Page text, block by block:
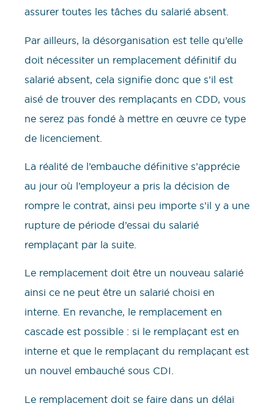
assurer toutes les tâches du salarié absent.
Par ailleurs, la désorganisation est telle qu’elle
doit nécessiter un remplacement définitif du
salarié absent, cela signifie donc que s’il est
aisé de trouver des remplaçants en CDD, vous
ne serez pas fondé à mettre en œuvre ce type
de licenciement.
La réalité de l’embauche définitive s’apprécie
au jour où l’employeur a pris la décision de
rompre le contrat, ainsi peu importe s’il y a une
rupture de période d’essai du salarié
remplaçant par la suite.
Le remplacement doit être un nouveau salarié
ainsi ce ne peut être un salarié choisi en
interne. En revanche, le remplacement en
cascade est possible : si le remplaçant est en
interne et que le remplaçant du remplaçant est
un nouvel embauché sous CDI.
Le remplacement doit se faire dans un délai